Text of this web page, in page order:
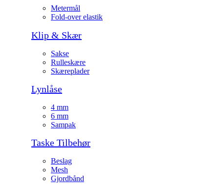
Metermål
Fold-over elastik
Klip & Skær
Sakse
Rulleskære
Skæreplader
Lynlåse
4 mm
6 mm
Sampak
Taske Tilbehør
Beslag
Mesh
Gjordbånd